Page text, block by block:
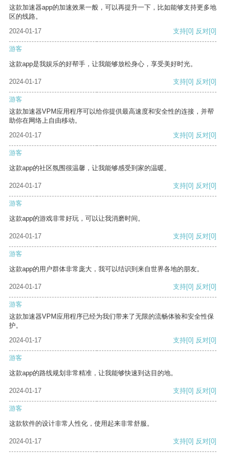
这款加速器app的加速效果一般，可以再提升一下，比如能够支持更多地
区的线路。
2024-01-17
支持[0] 反对[0]
游客
这款app是我娱乐的好帮手，让我能够放松身心，享受美好时光。
2024-01-17 支持[0] 反对[0]
游客
这款加速器VPM应用程序可以给你提供最高速度和安全性的连接，并帮
助你在网络上自由移动。
2024-01-17
支持[0] 反对[0]
游客
这款app的社区氛围很温馨，让我能够感受到家的温暖。
2024-01-17 支持[0] 反对[0]
游客
这款app的游戏非常好玩，可以让我消磨时间。
2024-01-17 支持[0] 反对[0]
游客
这款app的用户群体非常庞大，我可以结识到来自世界各地的朋友。
2024-01-17 支持[0] 反对[0]
游客
这款加速器VPM应用程序已经为我们带来了无限的流畅体验和安全性保
护。
2024-01-17
支持[0] 反对[0]
游客
这款app的路线规划非常精准，让我能够快速到达目的地。
2024-01-17 支持[0] 反对[0]
游客
这款软件的设计非常人性化，使用起来非常舒服。
2024-01-17 支持[0] 反对[0]